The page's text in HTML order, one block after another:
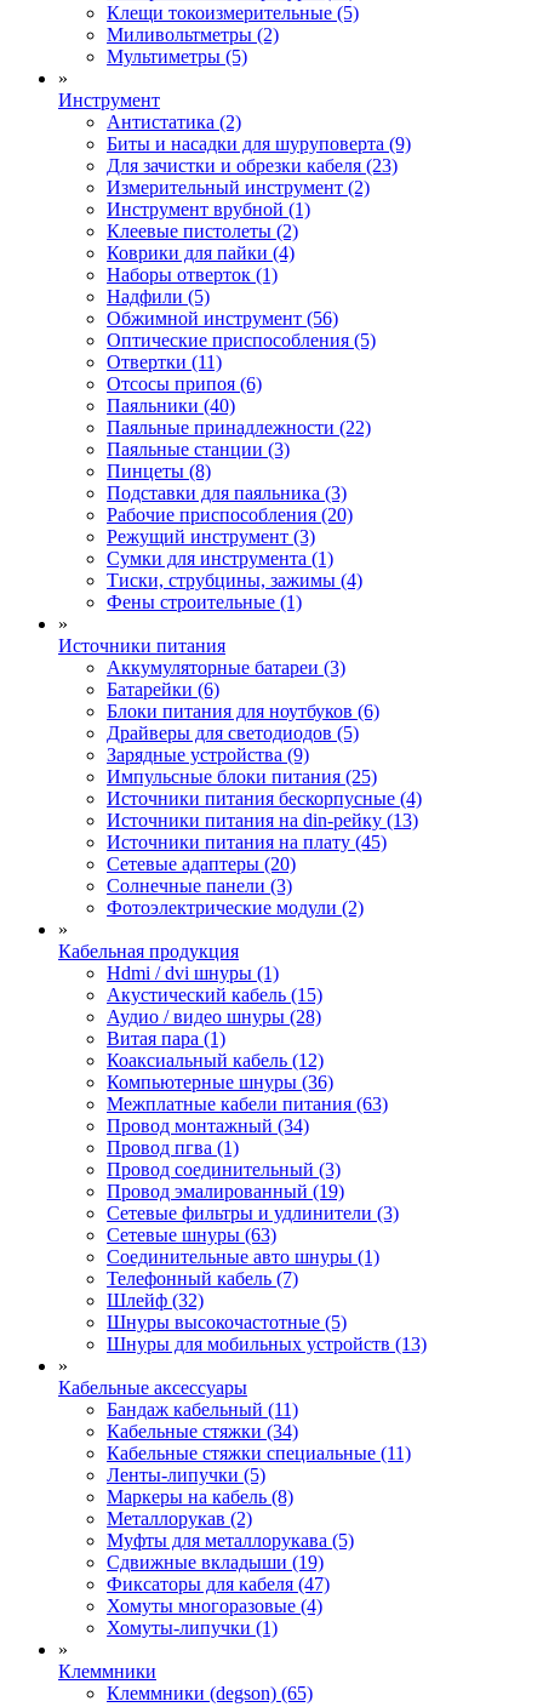
Клещи токоизмерительные (5)
Миливольтметры (2)
Мультиметры (5)
»
Инструмент
Антистатика (2)
Биты и насадки для шуруповерта (9)
Для зачистки и обрезки кабеля (23)
Измерительный инструмент (2)
Инструмент врубной (1)
Клеевые пистолеты (2)
Коврики для пайки (4)
Наборы отверток (1)
Надфили (5)
Обжимной инструмент (56)
Оптические приспособления (5)
Отвертки (11)
Отсосы припоя (6)
Паяльники (40)
Паяльные принадлежности (22)
Паяльные станции (3)
Пинцеты (8)
Подставки для паяльника (3)
Рабочие приспособления (20)
Режущий инструмент (3)
Сумки для инструмента (1)
Тиски, струбцины, зажимы (4)
Фены строительные (1)
»
Источники питания
Аккумуляторные батареи (3)
Батарейки (6)
Блоки питания для ноутбуков (6)
Драйверы для светодиодов (5)
Зарядные устройства (9)
Импульсные блоки питания (25)
Источники питания бескорпусные (4)
Источники питания на din-рейку (13)
Источники питания на плату (45)
Сетевые адаптеры (20)
Солнечные панели (3)
Фотоэлектрические модули (2)
»
Кабельная продукция
Hdmi / dvi шнуры (1)
Акустический кабель (15)
Аудио / видео шнуры (28)
Витая пара (1)
Коаксиальный кабель (12)
Компьютерные шнуры (36)
Межплатные кабели питания (63)
Провод монтажный (34)
Провод пгва (1)
Провод соединительный (3)
Провод эмалированный (19)
Сетевые фильтры и удлинители (3)
Сетевые шнуры (63)
Соединительные авто шнуры (1)
Телефонный кабель (7)
Шлейф (32)
Шнуры высокочастотные (5)
Шнуры для мобильных устройств (13)
»
Кабельные аксессуары
Бандаж кабельный (11)
Кабельные стяжки (34)
Кабельные стяжки специальные (11)
Ленты-липучки (5)
Маркеры на кабель (8)
Металлорукав (2)
Муфты для металлорукава (5)
Сдвижные вкладыши (19)
Фиксаторы для кабеля (47)
Хомуты многоразовые (4)
Хомуты-липучки (1)
»
Клеммники
Клеммники (degson) (65)